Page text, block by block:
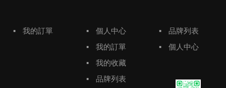
▪ 我的訂單 ▪
個人中心
▪
我的訂單
▪
我的收藏
▪
品牌列表
▪
品牌列表
▪
個人中心